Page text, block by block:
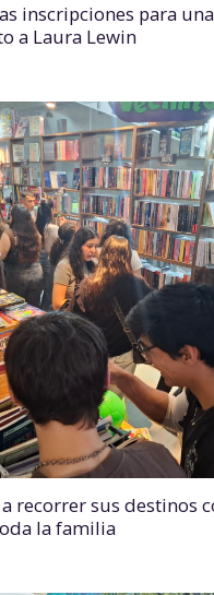
inscripciones para
a Laura Lewin
recorrer sus destinos
la familia